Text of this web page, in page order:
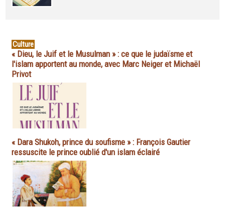
Culture
« Dieu, le Juif et le Musulman » : ce que le judaïsme et
l'islam apportent au monde, avec Marc Neiger et Michaël
Privot
« Dara Shukoh, prince du soufisme » : François Gautier
ressuscite le prince oublié d'un islam éclairé